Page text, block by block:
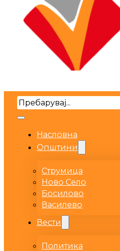
Search
Насловна
Општини
Струмица
Ново Село
Босилово
Василево
Вести
Политика